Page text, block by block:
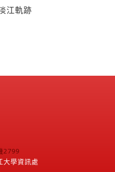
江軌跡
2799
大學資訊處